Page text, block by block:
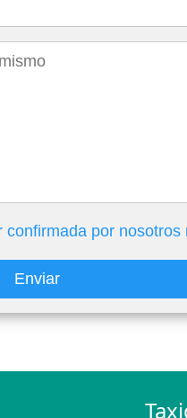
por
Enviar